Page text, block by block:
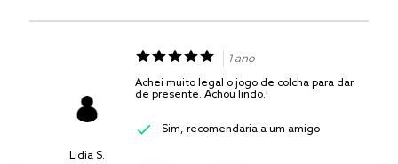
Lidia S.
1 ano
Achei muito legal o jogo de colcha para dar
de presente. Achou lindo.!
Sim, recomendaria a um amigo